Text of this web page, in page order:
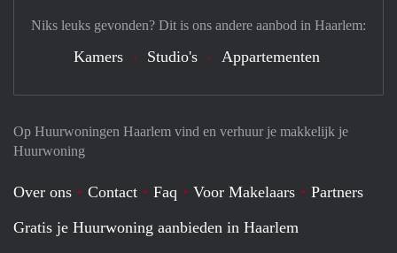
Op Huurwoningen Haarlem vind en verhuur je makkelijk je
Huurwoning
Over ons Contact Faq Voor Makelaars
Partners
Gratis je Huurwoning aanbieden in Haarlem
Niks leuks gevonden? Dit is ons andere aanbod in Haarlem:
Kamers Studio's Appartementen